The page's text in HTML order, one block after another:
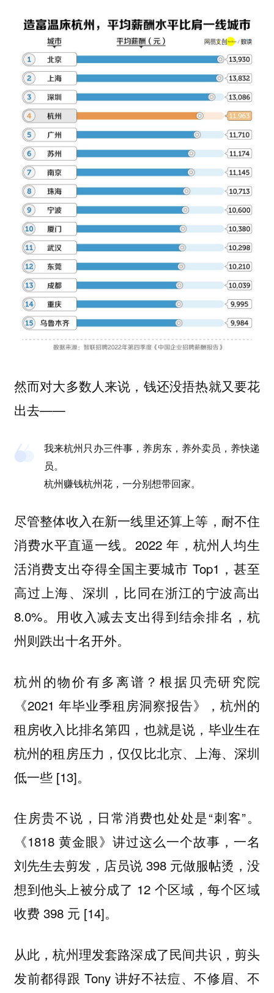
然而对大多数人来说，钱还没捂热就又要花
出去——
我来杭州只办三件事，养房东，养外卖员，养快递
员。
杭州赚钱杭州花，一分别想带回家。
尽管整体收入在新一线里还算上等，耐不住
消费水平直逼一线。2022 年，杭州人均生
活消费支出夺得全国主要城市 Top1，甚至
高过上海、深圳，比同在浙江的宁波高出
8.0%。用收入减去支出得到结余排名，杭
州则跌出十名开外。
杭州的物价有多离谱？根据贝壳研究院
《2021 年毕业季租房洞察报告》，杭州的
租房收入比排名第四，也就是说，毕业生在
杭州的租房压力，仅仅比北京、上海、深圳
低一些 [13]。
住房贵不说，日常消费也处处是“刺客”。
《1818 黄金眼》讲过这么一个故事，一名
刘先生去剪发，店员说 398 元做服帖烫，没
想到他头上被分成了 12 个区域，每个区域
收费 398 元 [14]。
从此，杭州理发套路深成了民间共识，剪头
发前都得跟 Tony 讲好不祛痘、不修眉、不